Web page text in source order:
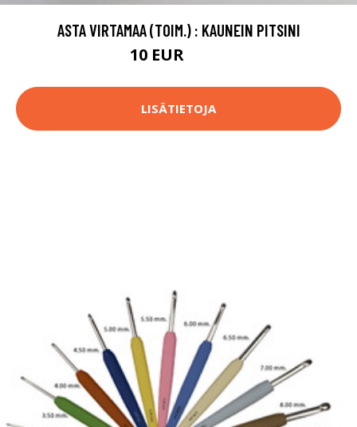
ASTA VIRTAMAA (TOIM.) : KAUNEIN PITSINI
10 EUR
LISÄTIETOJA